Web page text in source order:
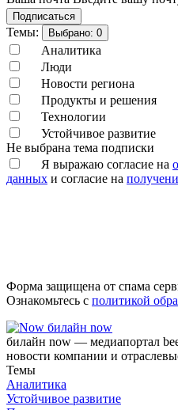
Подписаться
Темы: Выбрано: 0
Аналитика
Люди
Новости региона
Продукты и решения
Технологии
Устойчивое развитие
Не выбрана тема подписки
Я выражаю согласие на
данных и согласие на
Форма защищена от спама
Ознакомьтесь с политикой
билайн now
билайн now — медиапортал
новости компании и
Темы
Аналитика
Устойчивое развитие